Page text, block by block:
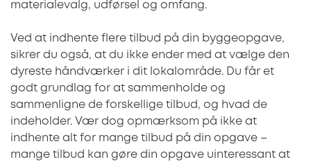
materialevalg, udførsel og omfang.
Ved at indhente flere tilbud på din byggeopgave,
sikrer du også, at du ikke ender med at vælge den
dyreste håndværker i dit lokalområde. Du får et
godt grundlag for at sammenholde og
sammenligne de forskellige tilbud, og hvad de
indeholder. Vær dog opmærksom på ikke at
indhente alt for mange tilbud på din opgave –
mange tilbud kan gøre din opgave uinteressant at